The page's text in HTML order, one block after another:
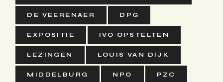
DE VEERENAER DPG
EXPOSITIE IVO OPSTELTEN
LEZINGEN LOUIS VAN DIJK
MIDDELBURG NPO PZC